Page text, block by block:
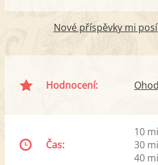
Nové příspěvky mi
Hodnocení:
Čas:
10
30
40